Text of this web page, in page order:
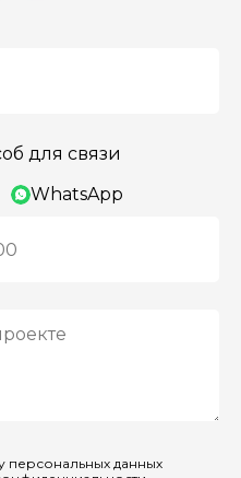
для связи
WhatsApp
персональных данных